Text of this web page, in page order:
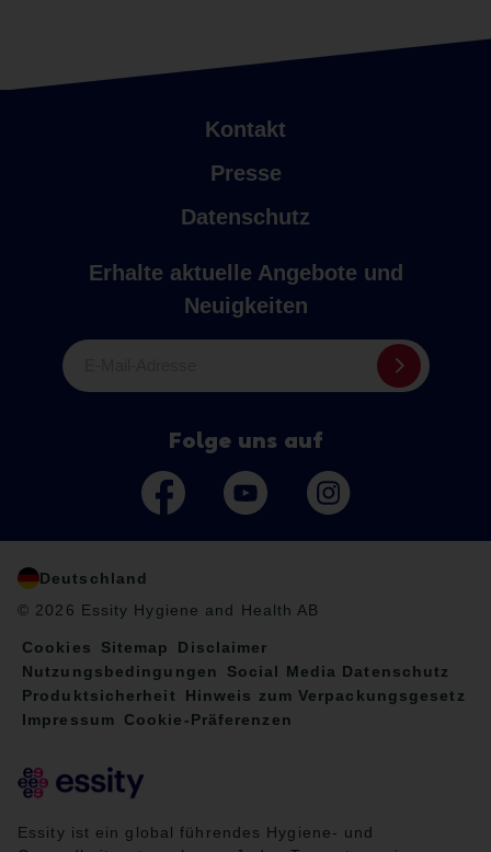
Kontakt
Presse
Datenschutz
Erhalte aktuelle Angebote und
Neuigkeiten
Folge uns auf
Deutschland
© 2026 Essity Hygiene and Health AB
Cookies Sitemap
Disclaimer
Nutzungsbedingungen
Social Media Datenschutz
Produktsicherheit
Hinweis zum Verpackungsgesetz
Impressum
Cookie-Präferenzen
Essity ist ein global führendes Hygiene- und